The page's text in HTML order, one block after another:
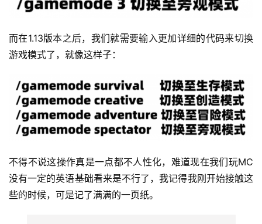
而在1.13版本之后，我们就需要输入更加详细的代码来切换
游戏模式了，就像这样子：
不得不说这操作真是一点都不人性化，难道现在我们玩MC
没有一定的英语基础看来是不行了，我记得我刚开始接触这
些的时候，可是记了满满的一页纸。